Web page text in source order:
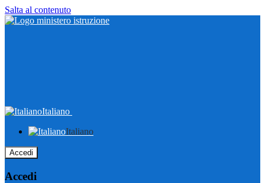
Salta al contenuto
Italiano
Italiano
Accedi
Accedi